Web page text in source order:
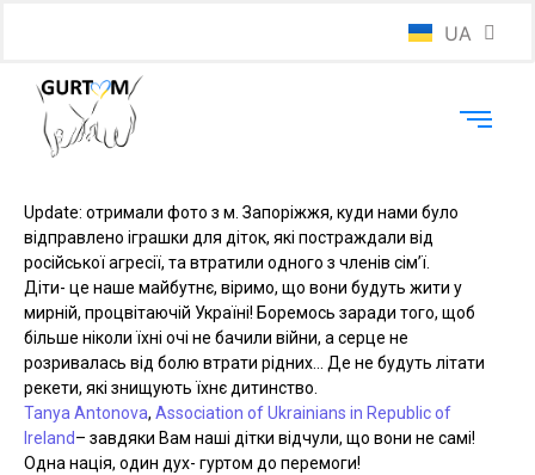
UA
EN
Update: отримали фото з м. Запоріжжя, куди нами було
відправлено іграшки для діток, які постраждали від
російської агресії, та втратили одного з членів сім’ї.
Діти- це наше майбутнє, віримо, що вони будуть жити у
мирній, процвітаючій Україні! Боремось заради того, щоб
більше ніколи їхні очі не бачили війни, а серце не
розривалась від болю втрати рідних… Де не будуть літати
рекети, які знищують їхнє дитинство.
Tanya Antonova, Association of Ukrainians in Republic of
Ireland– завдяки Вам наші дітки відчули, що вони не самі!
Одна нація, один дух- гуртом до перемоги!